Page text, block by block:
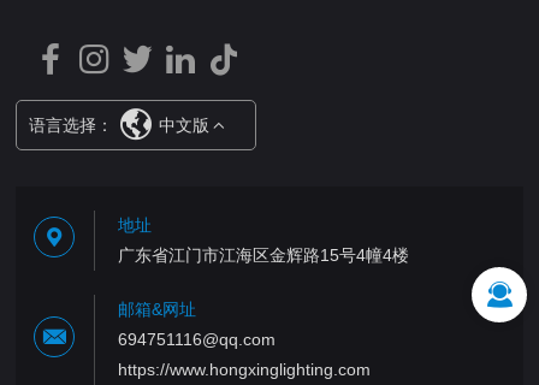
语言选择： 中文版
地址
广东省江门市江海区金辉路15号4幢4楼
邮箱&网址
694751116@qq.com
https://www.hongxinglighting.com